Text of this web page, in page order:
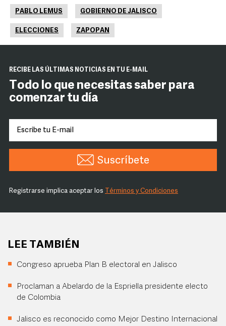
PABLO LEMUS GOBIERNO DE JALISCO
ELECCIONES ZAPOPAN
RECIBE LAS ÚLTIMAS NOTICIAS EN TU E-MAIL
Todo lo que necesitas saber para
comenzar tu día
Suscríbete
Registrarse implica aceptar los Términos y Condiciones
LEE TAMBIÉN
Congreso aprueba Plan B electoral en Jalisco
Proclaman a Abelardo de la Espriella presidente electo
de Colombia
Jalisco es reconocido como Mejor Destino Internacional